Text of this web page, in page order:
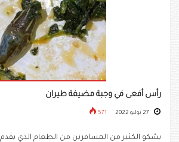
رأس أفعى في وجبة مضيفة طيران
571
يشكو الكثير من المسافرين من الطعام الذي